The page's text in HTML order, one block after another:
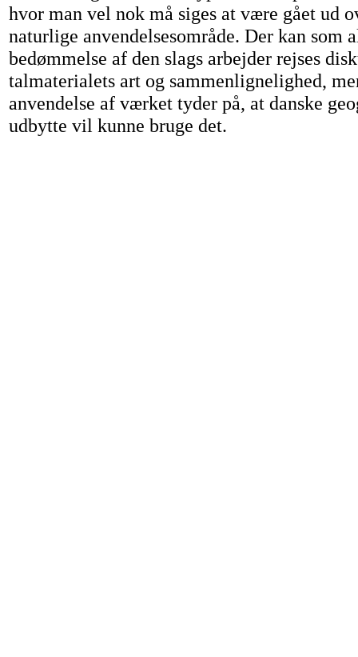
hvor man vel nok må siges at være gået ud
naturlige anvendelsesområde. Der kan som
bedømmelse af den slags arbejder rejses
talmaterialets art og sammenlignelighed,
anvendelse af værket tyder på, at danske
udbytte vil kunne bruge det.